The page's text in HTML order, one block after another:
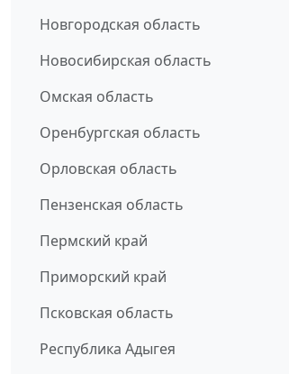
Новгородская область
Новосибирская область
Омская область
Оренбургская область
Орловская область
Пензенская область
Пермский край
Приморский край
Псковская область
Республика Адыгея